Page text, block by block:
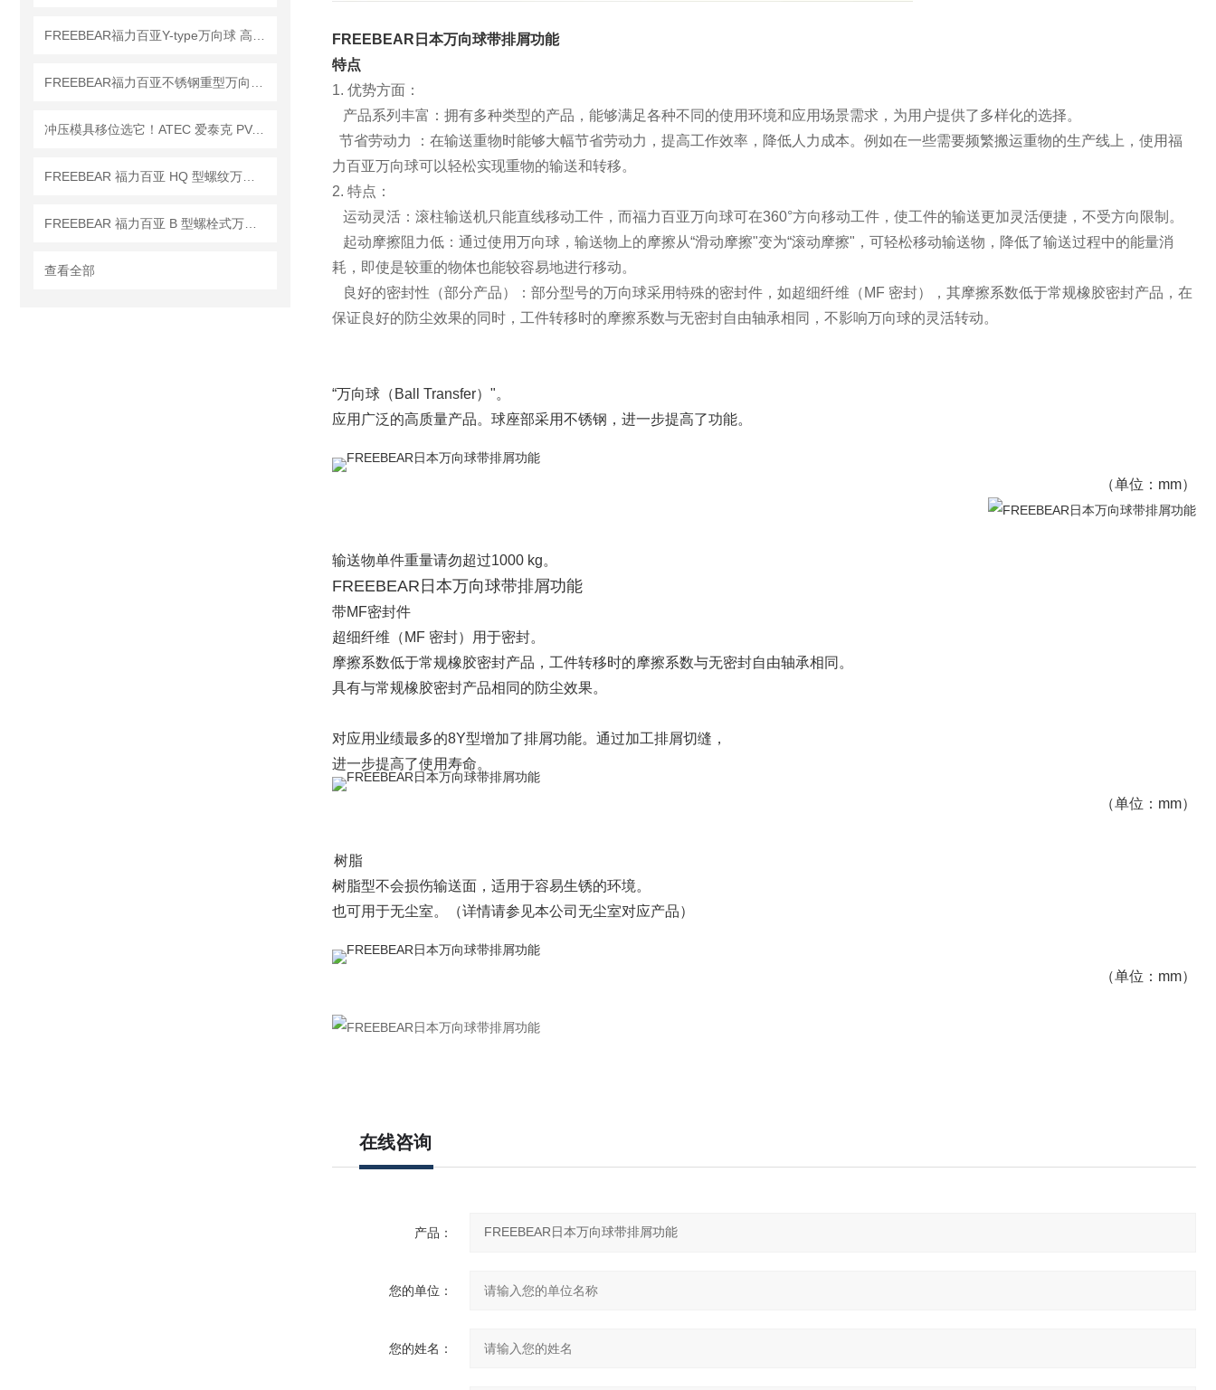
冲压模具移位选它！ATEC 爱泰克 PV-CAM 系列凸轮销孔万向球
查看全部
FREEBEAR日本万向球带排屑功能
特点
1. 优势方面：
产品系列丰富：拥有多种类型的产品，能够满足各种不同的使用环境和应用场景需求，为用户提供了多样化的选择。
节省劳动力 ：在输送重物时能够大幅节省劳动力，提高工作效率，降低人力成本。例如在一些需要频繁搬运重物的生产线上，使用福
力百亚万向球可以轻松实现重物的输送和转移。
2. 特点：
运动灵活：滚柱输送机只能直线移动工件，而福力百亚万向球可在360°方向移动工件，使工件的输送更加灵活便捷，不受方向限制。
起动摩擦阻力低：通过使用万向球，输送物上的摩擦从“滑动摩擦"变为“滚动摩擦"，可轻松移动输送物，降低了输送过程中的能量消
耗，即使是较重的物体也能较容易地进行移动。
良好的密封性（部分产品）：部分型号的万向球采用特殊的密封件，如超细纤维（MF 密封），其摩擦系数低于常规橡胶密封产品，在
保证良好的防尘效果的同时，工件转移时的摩擦系数与无密封自由轴承相同，不影响万向球的灵活转动。
“万向球（Ball Transfer）"。
应用广泛的高质量产品。球座部采用不锈钢，进一步提高了功能。
（单位：mm）
输送物单件重量请勿超过1000 kg。
FREEBEAR日本万向球带排屑功能
带MF密封件
超细纤维（MF 密封）用于密封。
摩擦系数低于常规橡胶密封产品，工件转移时的摩擦系数与无密封自由轴承相同。
具有与常规橡胶密封产品相同的防尘效果。
对应用业绩最多的8Y型增加了排屑功能。通过加工排屑切缝，
进一步提高了使用寿命。
（单位：mm）
树脂
树脂型不会损伤输送面，适用于容易生锈的环境。
也可用于无尘室。（详情请参见本公司无尘室对应产品）
（单位：mm）
在线咨询
产品：
您的单位：
您的姓名：